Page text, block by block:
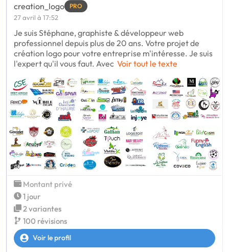
creation_logo PRO
27 avril à 17:52
Je suis Stéphane, graphiste & développeur web
professionnel depuis plus de 20 ans. Votre projet de
création logo pour votre entreprise m'intéresse. Je suis
l'expert qu'il vous faut. Avec Voir tout le texte
Montant privé
1 jour
2 variantes
100 révisions
Voir le profil